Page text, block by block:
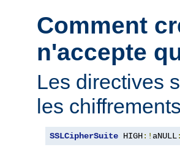
Comment
n'accepte
Les directives
les
SSLCipherSuite HIGH:! aNULL